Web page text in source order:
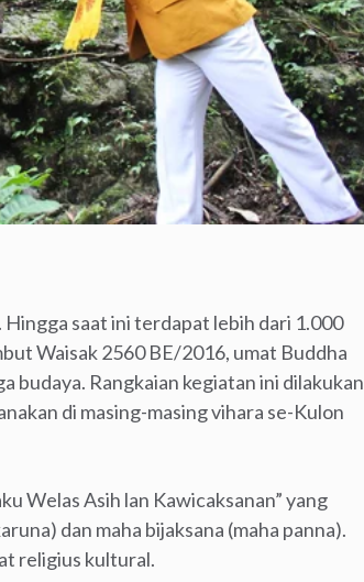
Hingga saat ini terdapat lebih dari 1.000
Waisak 2560 BE/2016, umat Buddha
budaya. Rangkaian kegiatan ini dilakukan
di masing-masing vihara se-Kulon
Welas Asih lan Kawicaksanan” yang
dan maha bijaksana (maha panna).
religius kultural.